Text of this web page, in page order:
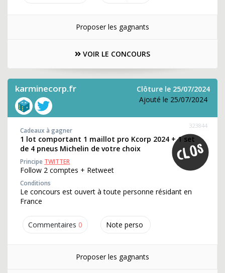
Proposer les gagnants
VOIR LE CONCOURS
karminecorp.fr
Clôture le 25/07/2024
Ajouté le 25/07/2024
Commentaires 0 Note perso
323844
Cadeaux à gagner
1 lot comportant 1 maillot pro Kcorp 2024 + 1 set
de 4 pneus Michelin de votre choix
Principe TWITTER
Follow 2 comptes + Retweet
Conditions
Le concours est ouvert à toute personne résidant en
France
Proposer les gagnants